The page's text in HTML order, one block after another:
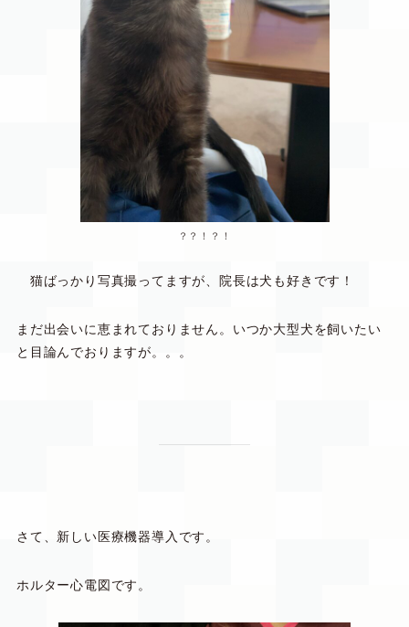
？？！？！
猫ばっかり写真撮ってますが、院長は犬も好きです！
まだ出会いに恵まれておりません。いつか大型犬を飼いたい
と目論んでおりますが。。。
さて、新しい医療機器導入です。
ホルター心電図です。